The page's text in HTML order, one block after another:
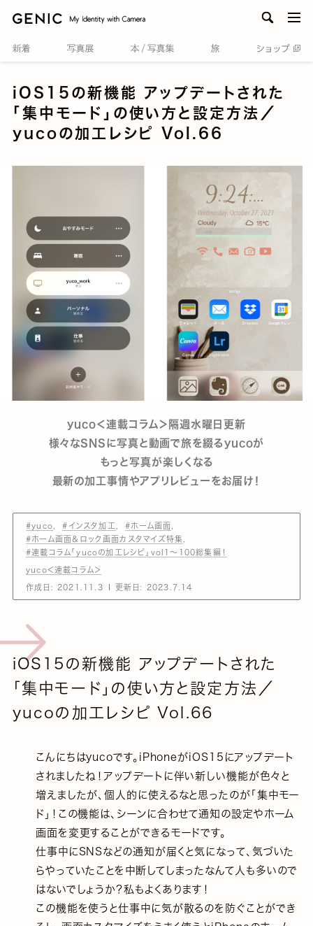
iOS15の新機能 アップデートされた
「集中モード」の使い方と設定方法／
yucoの加工レシピ Vol.66
yuco＜連載コラム＞隔週水曜日更新
様々なSNSに写真と動画で旅を綴るyucoが
もっと写真が楽しくなる
最新の加工事情やアプリレビューをお届け！
#yuco #インスタ加工
#ホーム画面
#ホーム画面＆ロック画面カスタマイズ特集
#連載コラム「yucoの加工レシピ」vol1～100総集編！
yuco＜連載コラム＞
作成日: 2021.11.3 更新日: 2023.7.14
iOS15の新機能 アップデートされた
「集中モード」の使い方と設定方法／
yucoの加工レシピ Vol.66
こんにちはyucoです。iPhoneがiOS15にアップデート
されましたね！アップデートに伴い新しい機能が色々と
増えましたが、個人的に使えるなと思ったのが「集中モー
ド」！この機能は、シーンに合わせて通知の設定やホーム
画面を変更することができるモードです。
仕事中にSNSなどの通知が届くと気になって、気づいた
らやっていたことを中断してしまったなんて人も多いので
はないでしょうか？私もよくあります！
この機能を使うと仕事中に気が散るのを防ぐことができ